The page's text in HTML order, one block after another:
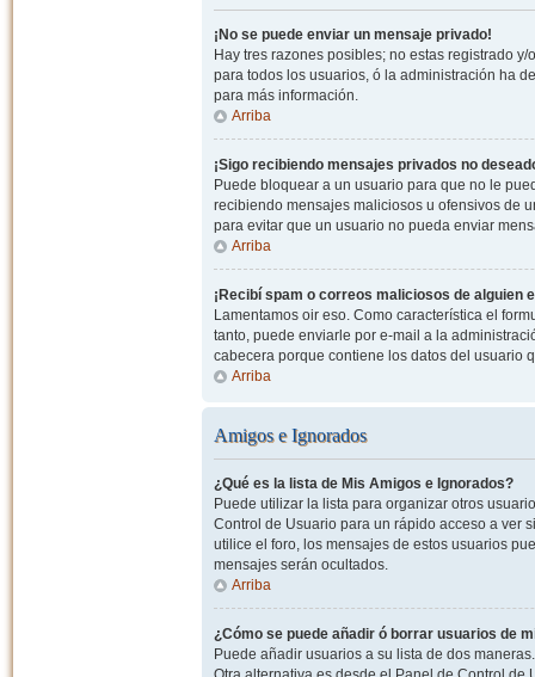
¡No se puede enviar un mensaje privado!
Hay tres razones posibles; no estas registrado
para todos los usuarios, ó la administración ha
para más información.
Arriba
¡Sigo recibiendo mensajes privados no
Puede bloquear a un usuario para que no le
recibiendo mensajes maliciosos u ofensivos de
para evitar que un usuario no pueda enviar
Arriba
¡Recibí spam o correos maliciosos de alguien
Lamentamos oir eso. Como característica el
tanto, puede enviarle por e-mail a la
cabecera porque contiene los datos del usuario
Arriba
Amigos e Ignorados
¿Qué es la lista de Mis Amigos e Ignorados?
Puede utilizar la lista para organizar otros
Control de Usuario para un rápido acceso a ver
utilice el foro, los mensajes de estos usuarios
mensajes serán ocultados.
Arriba
¿Cómo se puede añadir ó borrar usuarios de
Puede añadir usuarios a su lista de dos